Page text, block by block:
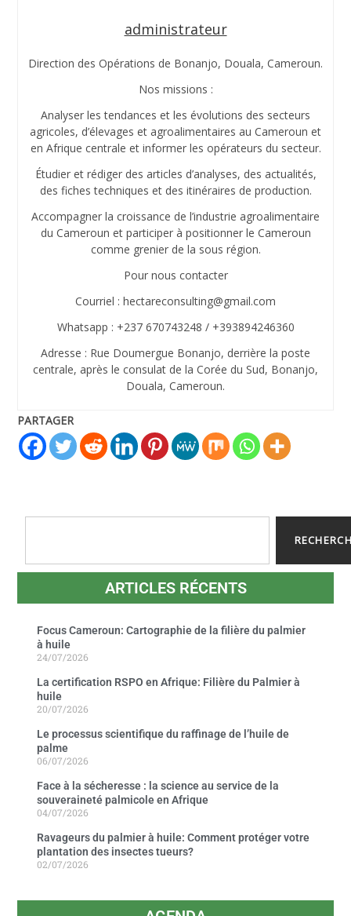
administrateur
Direction des Opérations de Bonanjo, Douala, Cameroun.
Nos missions :
Analyser les tendances et les évolutions des secteurs
agricoles, d’élevages et agroalimentaires au Cameroun et
en Afrique centrale et informer les opérateurs du secteur.
Étudier et rédiger des articles d’analyses, des actualités,
des fiches techniques et des itinéraires de production.
Accompagner la croissance de l’industrie agroalimentaire
du Cameroun et participer à positionner le Cameroun
comme grenier de la sous région.
Pour nous contacter
Courriel : hectareconsulting@gmail.com
Whatsapp : +237 670743248 / +393894246360
Adresse : Rue Doumergue Bonanjo, derrière la poste
centrale, après le consulat de la Corée du Sud, Bonanjo,
Douala, Cameroun.
PARTAGER
ARTICLES RÉCENTS
Focus Cameroun: Cartographie de la filière du palmier
à huile
24/07/2026
La certification RSPO en Afrique: Filière du Palmier à
huile
20/07/2026
Le processus scientifique du raffinage de l’huile de
palme
06/07/2026
Face à la sécheresse : la science au service de la
souveraineté palmicole en Afrique
04/07/2026
Ravageurs du palmier à huile: Comment protéger votre
plantation des insectes tueurs?
02/07/2026